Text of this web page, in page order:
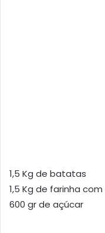
1,5 Kg de batatas
1,5 Kg de farinha
600 gr de açúcar